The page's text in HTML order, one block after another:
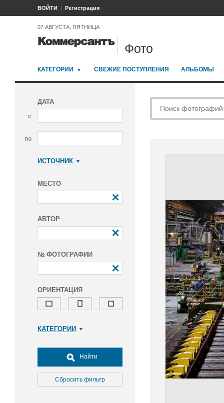
ВОЙТИ Регистрация
07 АВГУСТА, ПЯТНИЦА
Фото
КАТЕГОРИИ СВЕЖИЕ ПОСТУПЛЕНИЯ АЛЬБОМЫ
ДАТА
с
по
ИСТОЧНИК
МЕСТО
АВТОР
№ ФОТОГРАФИИ
ОРИЕНТАЦИЯ
КАТЕГОРИИ
Досуг, туризм и отдых
Культура
Медицина
Найти
Сбросить фильтр